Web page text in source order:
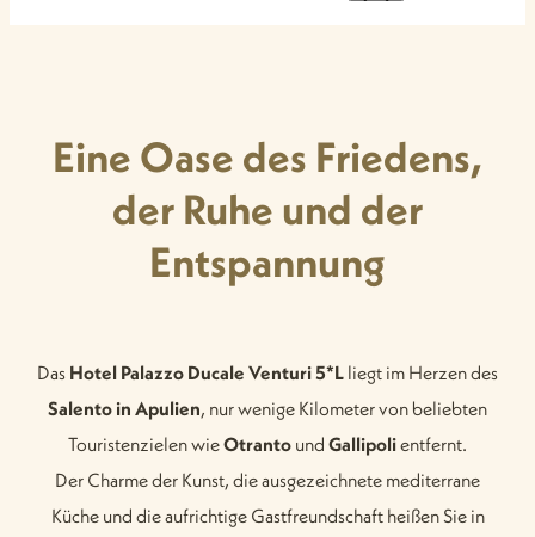
Eine Oase des Friedens,
der Ruhe und der
Entspannung
Das Hotel Palazzo Ducale Venturi 5*L liegt im Herzen des
Salento in Apulien, nur wenige Kilometer von beliebten
Touristenzielen wieOtranto und Gallipolientfernt.
Der Charme der Kunst, die ausgezeichnete mediterrane
Küche und die aufrichtige Gastfreundschaft heißen Sie in